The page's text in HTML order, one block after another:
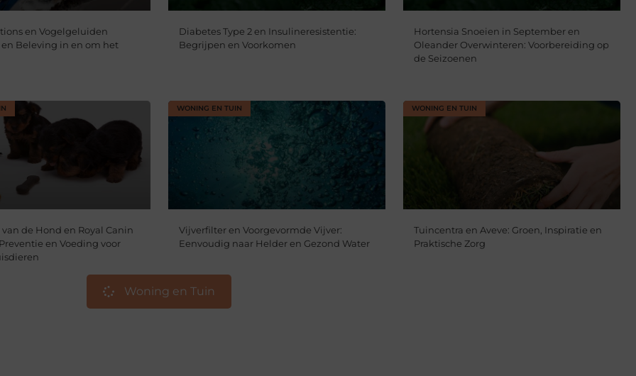
en Vogelgeluiden
en Beleving in en om het
Diabetes Type 2 en Insulineresistentie:
Begrijpen en Voorkomen
Hortensia Snoeien in September en
Oleander Overwinteren: Voorbereiding op
de Seizoenen
de Hond en Royal Canin
en Voeding voor
WONING EN TUIN
Vijverfilter en Voorgevormde Vijver:
Eenvoudig naar Helder en Gezond Water
WONING EN TUIN
Tuincentra en Aveve: Groen, Inspiratie en
Praktische Zorg
Woning en Tuin